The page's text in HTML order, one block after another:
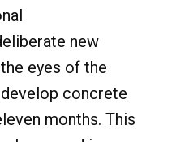
new
eyes of the
concrete
months. This